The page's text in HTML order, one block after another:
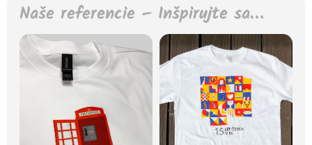
Naše referencie – Inšpirujte sa…